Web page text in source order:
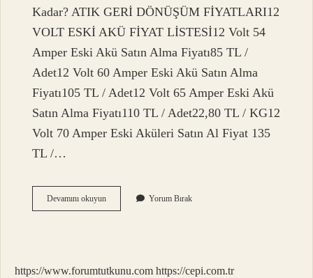
Kadar? ATIK GERİ DÖNÜŞÜM FİYATLARI12
VOLT ESKİ AKÜ FİYAT LİSTESİ12 Volt 54
Amper Eski Akü Satın Alma Fiyatı85 TL /
Adet12 Volt 60 Amper Eski Akü Satın Alma
Fiyatı105 TL / Adet12 Volt 65 Amper Eski Akü
Satın Alma Fiyatı110 TL / Adet22,80 TL / KG12
Volt 70 Amper Eski Aküleri Satın Al Fiyat 135
TL /…
Devamını okuyunEski
Akü
Yorum Bırak
https://www.forumtutkunu.com https://cepi.com.tr